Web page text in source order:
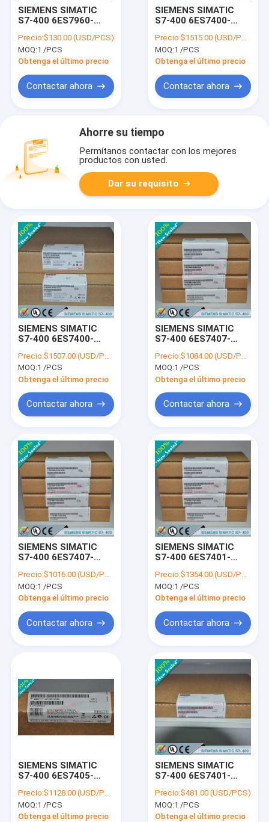
Productos
Sobre nosotros
Solicitar una cotización
SIEMENS SIMATIC
S7-400 6ES7960-
6ES79601AA045BA0
Precio:$130.00 (USD/PCS)
MOQ:1 /PCS
Obtenga el último precio
Contactar ahora
SIEMENS SIMATIC
S7-400 6ES7400-
6ES74002JA100AA0
Precio:$1515.00 (USD/PCS)
MOQ:1 /PCS
Obtenga el último precio
Contactar ahora
Ahorre su tiempo
Permítanos contactar con los mejores
productos con usted.
Dar su requisito
SIEMENS SIMATIC
S7-400 6ES7400-
6ES74001TA110AA0
Precio:$1507.00 (USD/PCS)
MOQ:1 /PCS
Obtenga el último precio
Contactar ahora
SIEMENS SIMATIC
S7-400 6ES7407-
6ES74070RA020AA0
Precio:$1084.00 (USD/PCS)
MOQ:1 /PCS
Obtenga el último precio
Contactar ahora
SIEMENS SIMATIC
S7-400 6ES7407-
6ES74070KR020AA0
Precio:$1016.00 (USD/PCS)
MOQ:1 /PCS
Obtenga el último precio
Contactar ahora
SIEMENS SIMATIC
S7-400 6ES7401-
6ES74012TA010AA0
Precio:$1354.00 (USD/PCS)
MOQ:1 /PCS
Obtenga el último precio
Contactar ahora
SIEMENS SIMATIC
S7-400 6ES7405-
6ES74050RA020AA0
Precio:$1128.00 (USD/PCS)
MOQ:1 /PCS
Obtenga el último precio
SIEMENS SIMATIC
S7-400 6ES7401-
6ES74011DA010AA0
Precio:$481.00 (USD/PCS)
MOQ:1 /PCS
Obtenga el último precio